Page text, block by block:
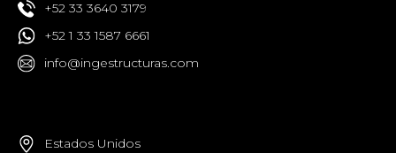
+52 33 3640 3179
+52 1 33 1587 6661
info@ingestructuras.com
Estados Unidos